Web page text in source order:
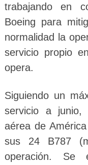
trabajando en
Boeing para
normalidad la
servicio propio
opera.
Siguiendo un
servicio a junio,
aérea de
sus 24 B787
operación.